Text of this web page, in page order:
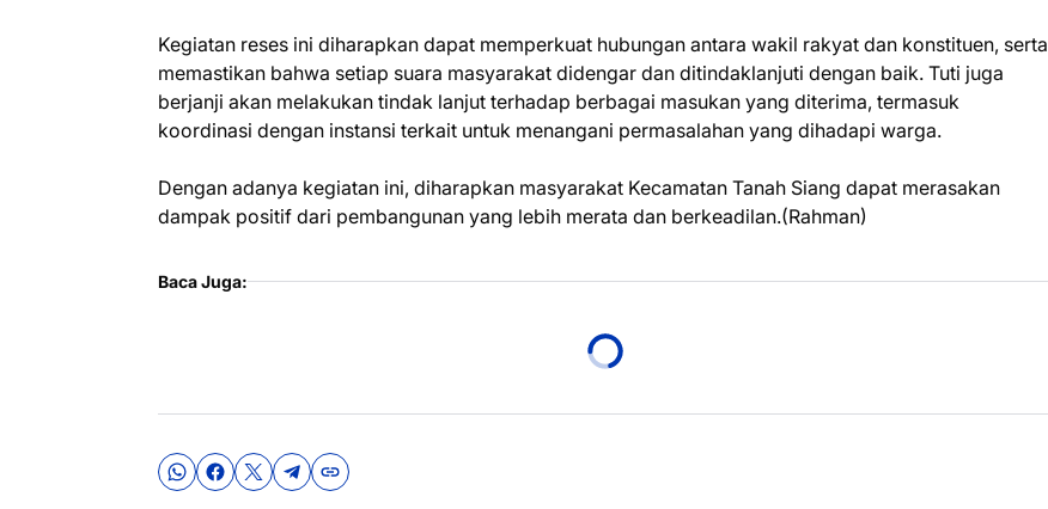
Kegiatan reses ini diharapkan dapat memperkuat hubungan antara wakil rakyat dan konstituen, serta
memastikan bahwa setiap suara masyarakat didengar dan ditindaklanjuti dengan baik. Tuti juga
berjanji akan melakukan tindak lanjut terhadap berbagai masukan yang diterima, termasuk
koordinasi dengan instansi terkait untuk menangani permasalahan yang dihadapi warga.
Dengan adanya kegiatan ini, diharapkan masyarakat Kecamatan Tanah Siang dapat merasakan
dampak positif dari pembangunan yang lebih merata dan berkeadilan.(Rahman)
Baca Juga: